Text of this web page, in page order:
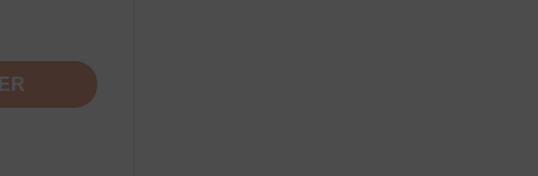
Soie Dames Pois Unique